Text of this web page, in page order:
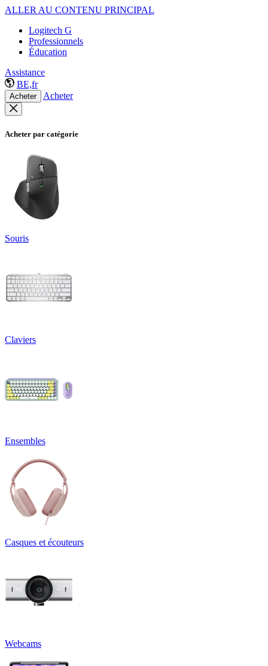
ALLER AU CONTENU PRINCIPAL
Logitech G
Professionnels
Éducation
Assistance
BE,fr
Acheter Acheter
Acheter par catégorie
Souris
Claviers
Ensembles
Casques et écouteurs
Webcams